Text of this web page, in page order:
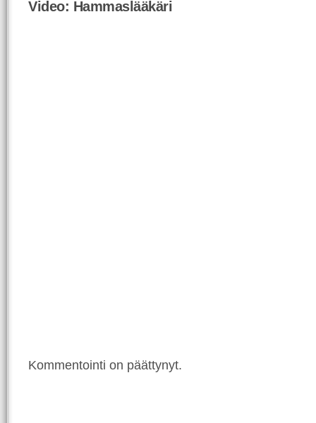
Video: Hammaslääkäri
Kommentointi on päättynyt.